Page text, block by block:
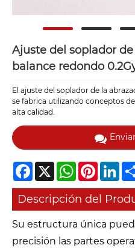
Ajuste del soplador
balance redondo
El ajuste del soplador de la
se fabrica utilizando conceptos
alta calidad.
Facebook
X WhatsAppPinterest
Descripción del
Su estructura única
precisión las partes